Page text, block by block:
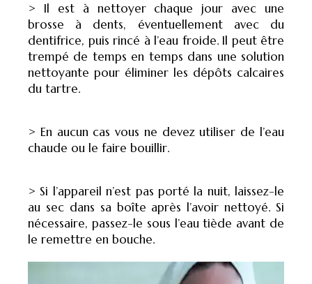
> Il est à nettoyer chaque jour avec une
brosse à dents, éventuellement avec du
dentifrice, puis rincé à l’eau froide. Il peut être
trempé de temps en temps dans une solution
nettoyante pour éliminer les dépôts calcaires
du tartre.
> En aucun cas vous ne devez utiliser de l’eau
chaude ou le faire bouillir.
> Si l’appareil n’est pas porté la nuit, laissez-le
au sec dans sa boîte après l’avoir nettoyé. Si
nécessaire, passez-le sous l’eau tiède avant de
le remettre en bouche.